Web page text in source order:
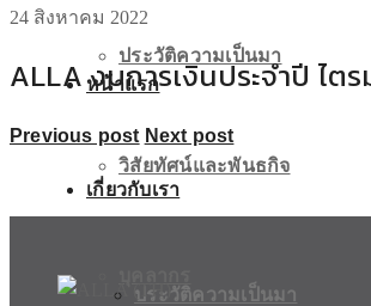
หน้าแรก
เกี่ยวกับเรา
ประวัติความเป็นมา
ประวัติความเป็นมา
วิสัยทัศน์และพันธกิจ
24 สิงหาคม 2022
ALLA งบการเงินประจำปี ไต
Previous post Next post